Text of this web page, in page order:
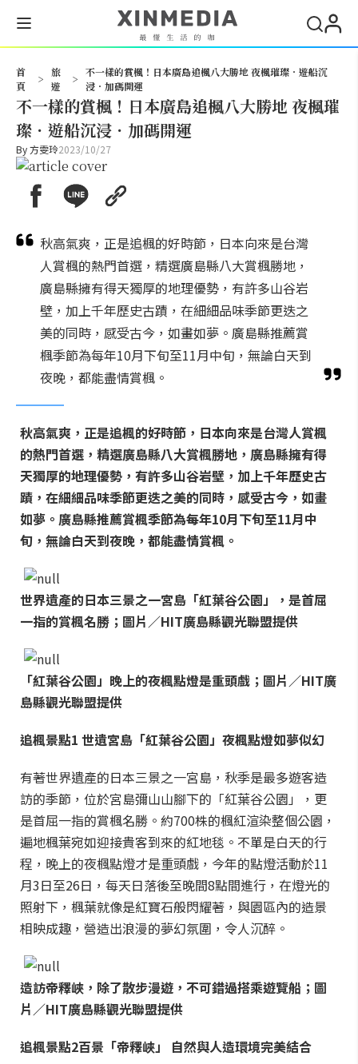
首
頁
>
旅
遊
>
不一樣的賞楓！日本廣島追楓八大勝地 夜楓璀璨．遊船沉
浸．加碼開運
不一樣的賞楓！日本廣島追楓八大勝地 夜楓璀
璨．遊船沉浸．加碼開運
By方雯玲2023/10/27
秋高氣爽，正是追楓的好時節，日本向來是台灣
人賞楓的熱門首選，精選廣島縣八大賞楓勝地，
廣島縣擁有得天獨厚的地理優勢，有許多山谷岩
壁，加上千年歷史古蹟，在細細品味季節更迭之
美的同時，感受古今，如畫如夢。廣島縣推薦賞
楓季節為每年10月下旬至11月中旬，無論白天到
夜晚，都能盡情賞楓。
秋高氣爽，正是追楓的好時節，日本向來是台灣人賞楓
的熱門首選，精選廣島縣八大賞楓勝地，廣島縣擁有得
天獨厚的地理優勢，有許多山谷岩壁，加上千年歷史古
蹟，在細細品味季節更迭之美的同時，感受古今，如畫
如夢。廣島縣推薦賞楓季節為每年10月下旬至11月中
旬，無論白天到夜晚，都能盡情賞楓。
世界遺產的日本三景之一宮島「紅葉谷公園」，是首屈
一指的賞楓名勝；圖片／HIT廣島縣觀光聯盟提供
「紅葉谷公園」晚上的夜楓點燈是重頭戲；圖片／HIT廣
島縣觀光聯盟提供
追楓景點1 世遺宮島「紅葉谷公園」夜楓點燈如夢似幻
有著世界遺產的日本三景之一宮島，秋季是最多遊客造
訪的季節，位於宮島彌山山腳下的「紅葉谷公園」，更
是首屈一指的賞楓名勝。約700株的楓紅渲染整個公園，
遍地楓葉宛如迎接貴客到來的紅地毯。不單是白天的行
程，晚上的夜楓點燈才是重頭戲，今年的點燈活動於11
月3日至26日，每天日落後至晚間8點間進行，在燈光的
照射下，楓葉就像是紅寶石般閃耀著，與園區內的造景
相映成趣，營造出浪漫的夢幻氛圍，令人沉醉。
造訪帝釋峽，除了散步漫遊，不可錯過搭乘遊覽船；圖
片／HIT廣島縣觀光聯盟提供
追楓景點2百景「帝釋峽」 自然與人造環境完美結合